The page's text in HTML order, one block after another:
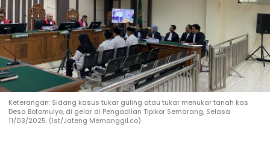
Keterangan: Sidang kasus tukar guling atau tukar menukar tanah kas
Desa Botomulyo, di gelar di Pengadilan Tipikor Semarang, Selasa
11/03/2025. (Ist/Jateng Memanggil.co)